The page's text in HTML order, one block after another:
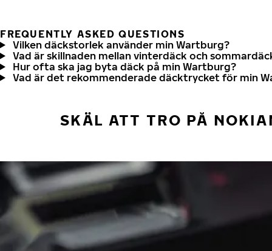
FREQUENTLY ASKED QUESTIONS
Vilken däckstorlek använder min Wartburg?
Vad är skillnaden mellan vinterdäck och
Hur ofta ska jag byta däck på min Wartburg?
Vad är det rekommenderade däcktrycket för min
SKÄL ATT TRO PÅ